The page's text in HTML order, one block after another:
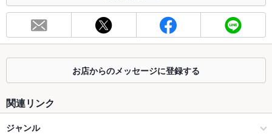
総席数 15席
最大宴会収
15人
座敷
掘りごたつ
お店からのメッセージに登録する
関連リンク
ジャンル